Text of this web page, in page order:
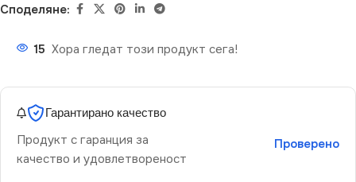
Споделяне:
15 Хора гледат този продукт сега!
Гарантирано качество
Продукт с гаранция за
качество и удовлетвореност
Проверено